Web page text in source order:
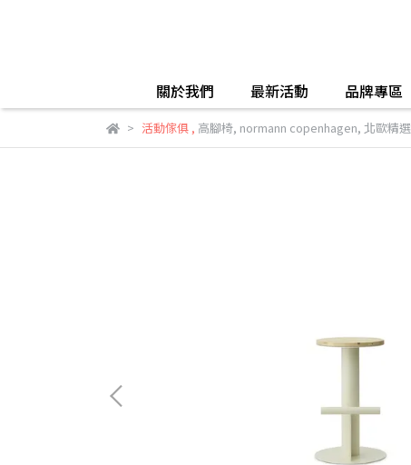
關於我們 最新活動 品牌專區
活動傢俱, 高腳椅, normann copenhagen, 北歐精選